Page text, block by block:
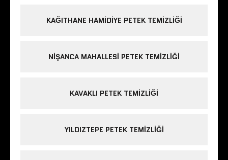
KAĞITHANE HAMIDIYE PETEK TEMIZLIĞI
NIŞANCA MAHALLESI PETEK TEMIZLIĞI
KAVAKLI PETEK TEMIZLIĞI
YILDIZTEPE PETEK TEMIZLIĞI